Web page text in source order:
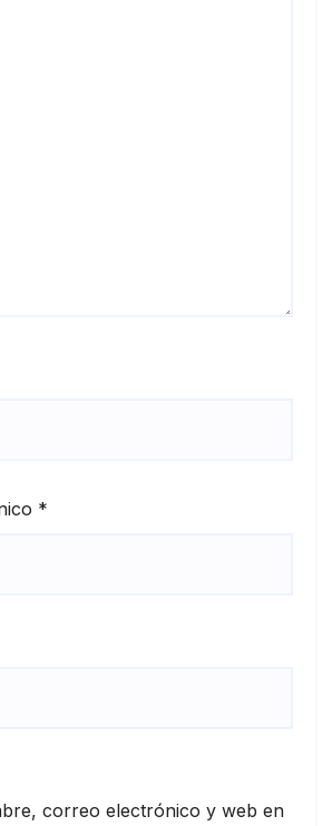
*
correo electrónico y web en